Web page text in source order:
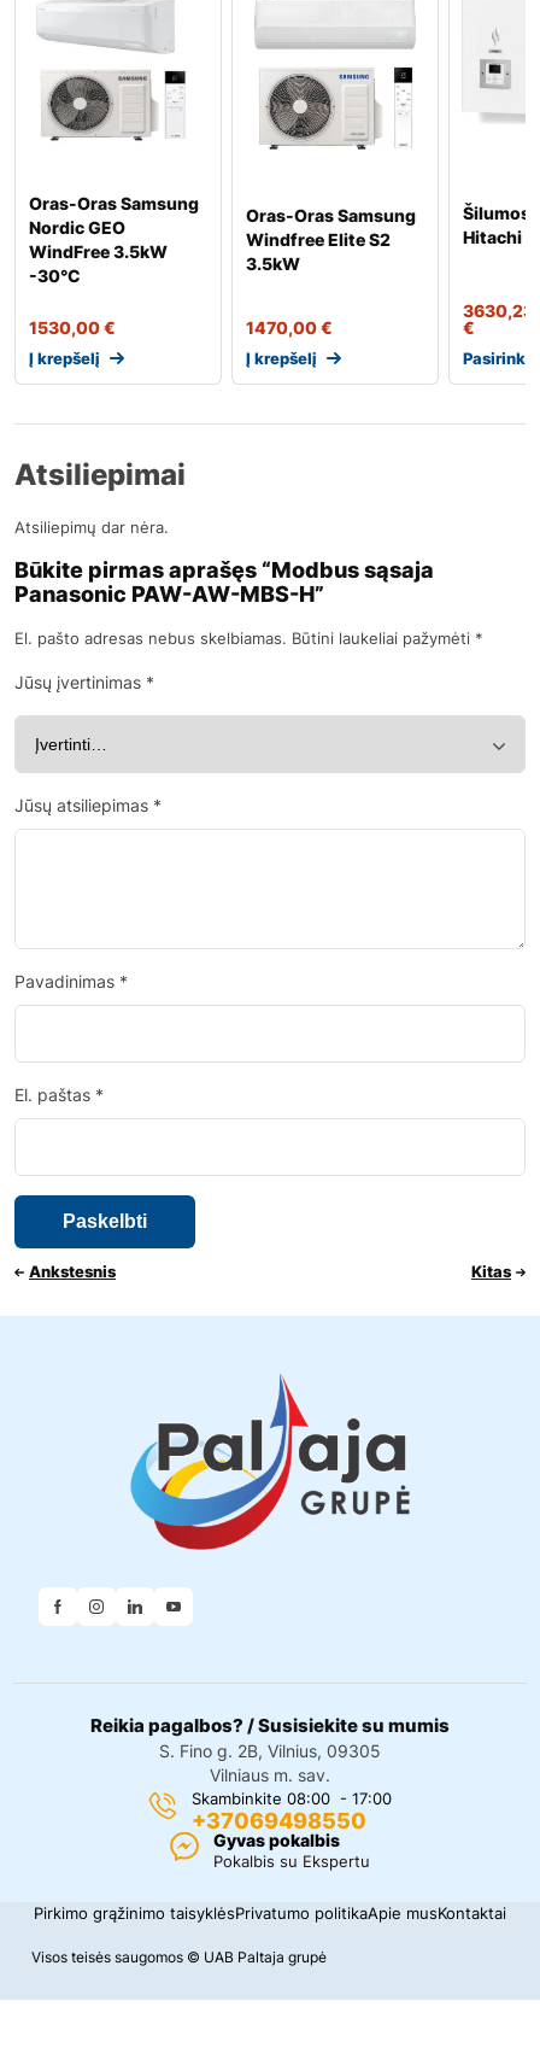
Oras-Oras Samsung
Nordic GEO
WindFree 3.5kW
-30°C
1530,00€
Į krepšelį
Oras-Oras Samsung
Windfree Elite S2
3.5kW
1470,00€
Į krepšelį
Šilumos
Hitachi
3630,23
€
Pasirinkti
Atsiliepimai
Atsiliepimų dar nėra.
Būkite pirmas aprašęs “Modbus sąsaja
Panasonic PAW-AW-MBS-H”
El. pašto adresas nebus skelbiamas. Būtini laukeliai pažymėti *
Jūsų įvertinimas *
Jūsų atsiliepimas *
Pavadinimas *
El. paštas *
Ankstesnis Kitas
Reikia pagalbos? / Susisiekite su mumis
S. Fino g. 2B, Vilnius, 09305
Vilniaus m. sav.
Skambinkite 08:00 - 17:00
+37069498550
Gyvas pokalbis
Pokalbis su Ekspertu
Visos teisės saugomos © UAB Paltaja grupė
Pirkimo grąžinimo taisyklėsPrivatumo politikaApie musKontaktai